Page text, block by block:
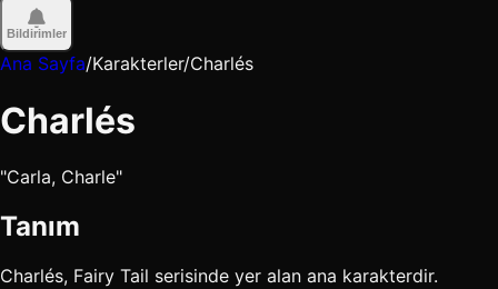
Bildirimler
Ana Sayfa/Karakterler/Charlés
Charlés
"Carla, Charle"
Tanım
Charlés, Fairy Tail serisinde yer alan ana karakterdir.